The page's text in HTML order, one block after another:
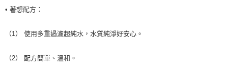
• 著想配方：
（1） 使用多重過濾超純水，水質純淨好安心。
（2） 配方簡單、溫和。